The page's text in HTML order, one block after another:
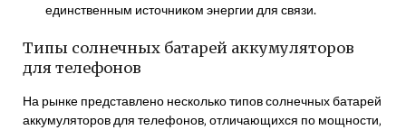
единственным источником энергии для связи.
Типы солнечных батарей аккумуляторов
для телефонов
На рынке представлено несколько типов солнечных батарей
аккумуляторов для телефонов‚ отличающихся по мощности‚